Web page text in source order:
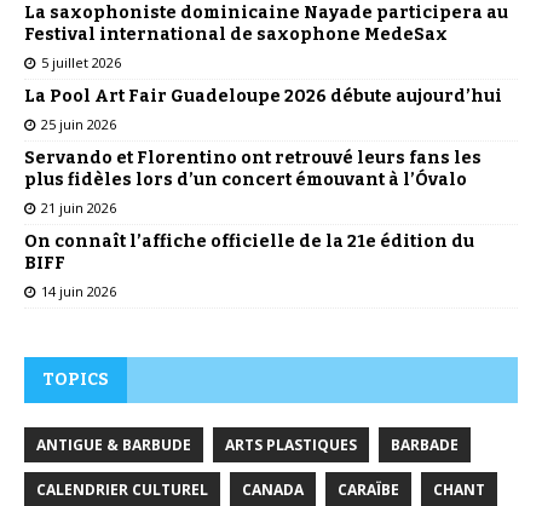
La saxophoniste dominicaine Nayade participera au
Festival international de saxophone MedeSax
5 juillet 2026
La Pool Art Fair Guadeloupe 2026 débute aujourd’hui
25 juin 2026
Servando et Florentino ont retrouvé leurs fans les
plus fidèles lors d’un concert émouvant à l’Óvalo
21 juin 2026
On connaît l’affiche officielle de la 21e édition du
BIFF
14 juin 2026
TOPICS
ANTIGUE & BARBUDE ARTS PLASTIQUES BARBADE
CALENDRIER CULTUREL CANADA CARAÏBE CHANT